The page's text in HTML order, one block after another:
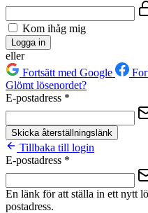
Kom ihåg mig
Logga in
eller
Fortsätt med Google
Glömt lösenordet?
E-postadress *
Skicka återställningslänk
Tillbaka till login
E-postadress *
En länk för att ställa in ett nytt
postadress.